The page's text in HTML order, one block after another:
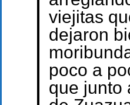
viejitas
dejaron
poco a
que junto